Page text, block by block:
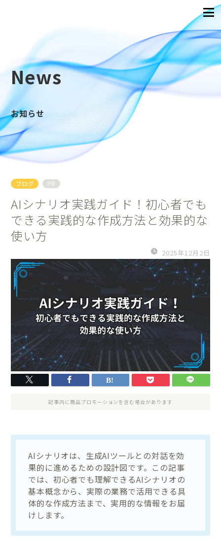
News
お知らせ
ブログ PR
AIシナリオ実践ガイド！初心者でも
できる実践的な作成方法と効果的な
使い方
2025年12月2日
記事内に商品プロモーションを含む場合があります
AIシナリオは、生成AIツールとの対話を効
果的に進めるための設計図です。この記事
では、初心者でも理解できるAIシナリオの
基本概念から、実際の業務で活用できる具
体的な作成方法まで、実用的な情報をお届
けします。